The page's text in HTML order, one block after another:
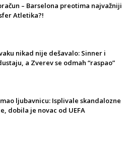
– Barselona preotima najvažniji
Atletika?!
nikad nije dešavalo: Sinner i
a Zverev se odmah “raspao”
ljubavnicu: Isplivale skandalozne
dobila je novac od UEFA